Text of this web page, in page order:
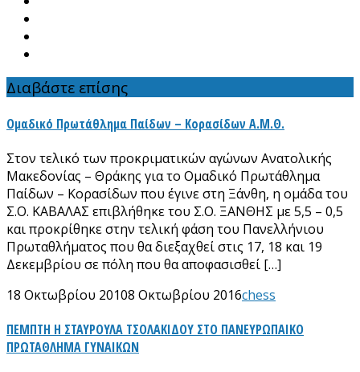
Διαβάστε επίσης
Ομαδικό Πρωτάθλημα Παίδων – Κορασίδων Α.Μ.Θ.
Στον τελικό των προκριματικών αγώνων Ανατολικής
Μακεδονίας – Θράκης για το Ομαδικό Πρωτάθλημα
Παίδων – Κορασίδων που έγινε στη Ξάνθη, η ομάδα του
Σ.Ο. ΚΑΒΑΛΑΣ επιβλήθηκε του Σ.Ο. ΞΑΝΘΗΣ με 5,5 – 0,5
και προκρίθηκε στην τελική φάση του Πανελλήνιου
Πρωταθλήματος που θα διεξαχθεί στις 17, 18 και 19
Δεκεμβρίου σε πόλη που θα αποφασισθεί […]
18 Οκτωβρίου 20108 Οκτωβρίου 2016chess
ΠΕΜΠΤΗ Η ΣΤΑΥΡΟΥΛΑ ΤΣΟΛΑΚΙΔΟΥ ΣΤΟ ΠΑΝΕΥΡΩΠΑΙΚΟ
ΠΡΩΤΑΘΛΗΜΑ ΓΥΝΑΙΚΩΝ